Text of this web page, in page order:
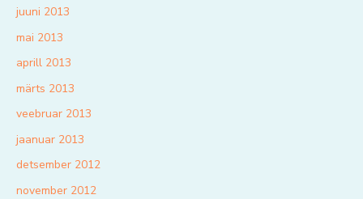
juuni 2013
mai 2013
aprill 2013
märts 2013
veebruar 2013
jaanuar 2013
detsember 2012
november 2012